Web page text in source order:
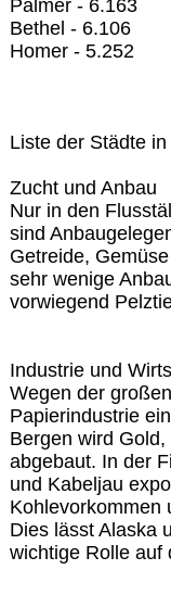
Palmer - 6.163
Bethel - 6.106
Homer - 5.252
Liste der Städte
Zucht und Anbau
Nur in den
sind
Getreide,
sehr wenige
vorwiegend
Industrie und
Wegen der
Papierindustrie
Bergen wird
abgebaut. In der
und Kabeljau
Kohlevorkommen
Dies lässt Alaska
wichtige Rolle auf